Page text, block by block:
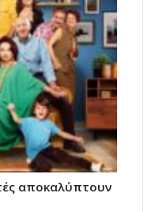
αποκαλύπτουν